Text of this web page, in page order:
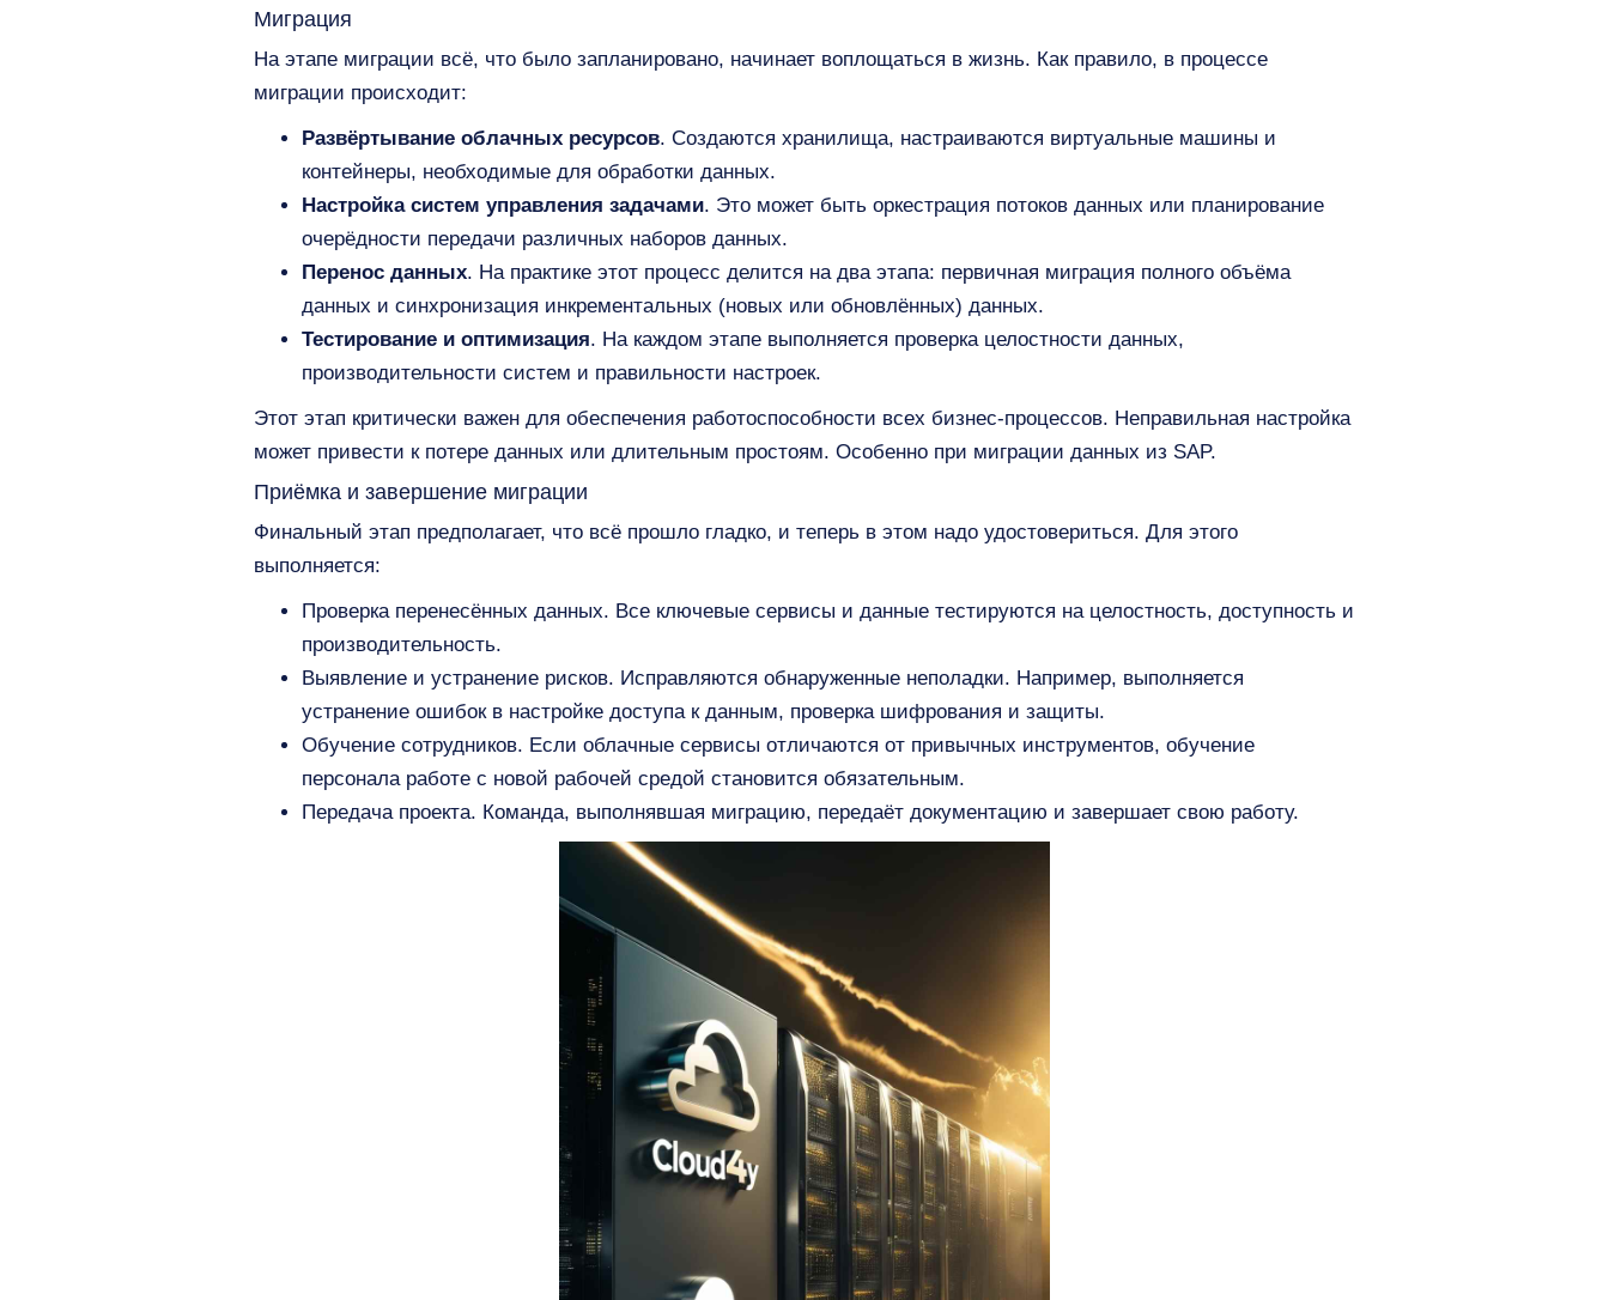
Миграция
На этапе миграции всё, что было запланировано, начинает воплощаться в жизнь. Как правило, в процессе
миграции происходит:
Развёртывание облачных ресурсов. Создаются хранилища, настраиваются виртуальные машины и
контейнеры, необходимые для обработки данных.
Настройка систем управления задачами. Это может быть оркестрация потоков данных или планирование
очерёдности передачи различных наборов данных.
Перенос данных. На практике этот процесс делится на два этапа: первичная миграция полного объёма
данных и синхронизация инкрементальных (новых или обновлённых) данных.
Тестирование и оптимизация. На каждом этапе выполняется проверка целостности данных,
производительности систем и правильности настроек.
Этот этап критически важен для обеспечения работоспособности всех бизнес-процессов. Неправильная настройка
может привести к потере данных или длительным простоям. Особенно при миграции данных из SAP.
Приёмка и завершение миграции
Финальный этап предполагает, что всё прошло гладко, и теперь в этом надо удостовериться. Для этого
выполняется:
Проверка перенесённых данных. Все ключевые сервисы и данные тестируются на целостность, доступность и
производительность.
Выявление и устранение рисков. Исправляются обнаруженные неполадки. Например, выполняется
устранение ошибок в настройке доступа к данным, проверка шифрования и защиты.
Обучение сотрудников. Если облачные сервисы отличаются от привычных инструментов, обучение
персонала работе с новой рабочей средой становится обязательным.
Передача проекта. Команда, выполнявшая миграцию, передаёт документацию и завершает свою работу.